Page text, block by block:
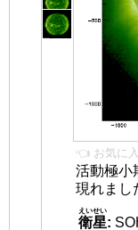
👈 お気に
活動極小
現れまし
衛星
えいせい
: